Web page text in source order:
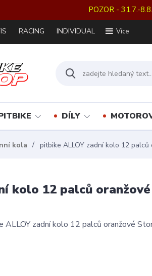
POZOR - 31.7.-
RACING INDIVIDUAL Více
DÍLY
kola pitbike ALLOY zadní kolo 12 palců
kolo 12 palců